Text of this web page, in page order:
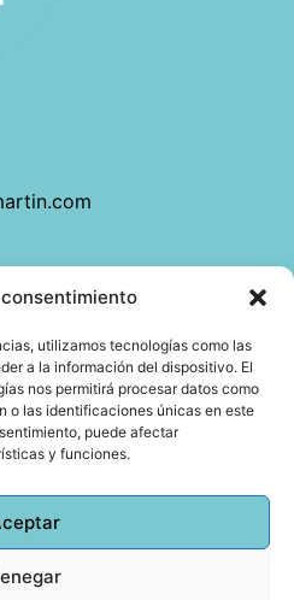
utilizamos tecnologías como las
a la información del dispositivo. El
nos permitirá procesar datos como
o las identificaciones únicas en este
puede afectar
y funciones.
ayuda y qué no.
conectan